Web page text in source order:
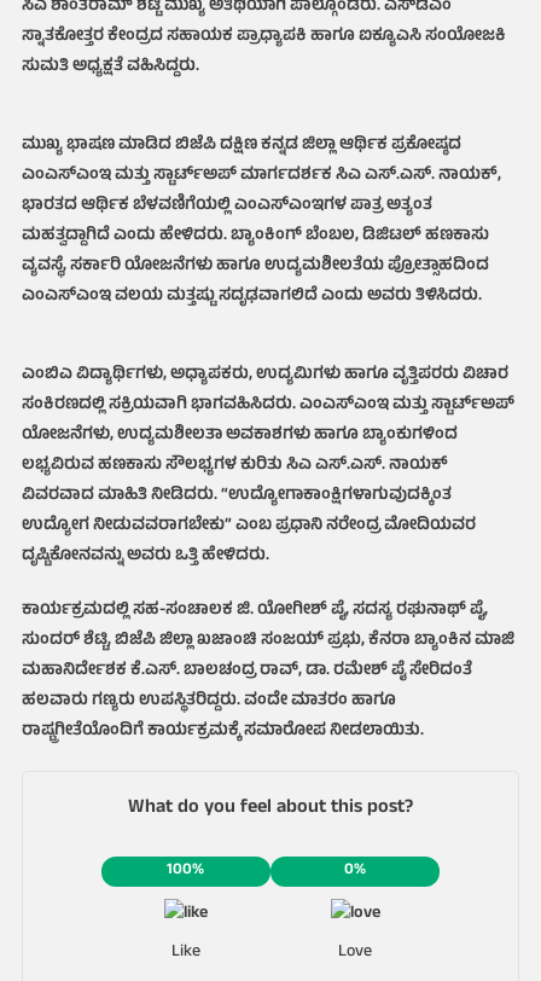
ಸಿಎ ಶಾಂತರಾಮ್ ಶೆಟ್ಟಿ ಮುಖ್ಯ ಅತಿಥಿಯಾಗಿ ಪಾಲ್ಗೊಂಡರು. ಎಸ್‌ಡಿಎಂ
ಸ್ನಾತಕೋತ್ತರ ಕೇಂದ್ರದ ಸಹಾಯಕ ಪ್ರಾಧ್ಯಾಪಕಿ ಹಾಗೂ ಐಕ್ಯೂಎಸಿ ಸಂಯೋಜಕಿ
ಸುಮತಿ ಅಧ್ಯಕ್ಷತೆ ವಹಿಸಿದ್ದರು.
ಮುಖ್ಯ ಭಾಷಣ ಮಾಡಿದ ಬಿಜೆಪಿ ದಕ್ಷಿಣ ಕನ್ನಡ ಜಿಲ್ಲಾ ಆರ್ಥಿಕ ಪ್ರಕೋಷ್ಠದ
ಎಂಎಸ್‌ಎಂಇ ಮತ್ತು ಸ್ಟಾರ್ಟ್‌ಅಪ್ ಮಾರ್ಗದರ್ಶಕ ಸಿಎ ಎಸ್.ಎಸ್. ನಾಯಕ್,
ಭಾರತದ ಆರ್ಥಿಕ ಬೆಳವಣಿಗೆಯಲ್ಲಿ ಎಂಎಸ್‌ಎಂಇಗಳ ಪಾತ್ರ ಅತ್ಯಂತ
ಮಹತ್ವದ್ದಾಗಿದೆ ಎಂದು ಹೇಳಿದರು. ಬ್ಯಾಂಕಿಂಗ್ ಬೆಂಬಲ, ಡಿಜಿಟಲ್ ಹಣಕಾಸು
ವ್ಯವಸ್ಥೆ, ಸರ್ಕಾರಿ ಯೋಜನೆಗಳು ಹಾಗೂ ಉದ್ಯಮಶೀಲತೆಯ ಪ್ರೋತ್ಸಾಹದಿಂದ
ಎಂಎಸ್‌ಎಂಇ ವಲಯ ಮತ್ತಷ್ಟು ಸದೃಢವಾಗಲಿದೆ ಎಂದು ಅವರು ತಿಳಿಸಿದರು.
ಎಂಬಿಎ ವಿದ್ಯಾರ್ಥಿಗಳು, ಅಧ್ಯಾಪಕರು, ಉದ್ಯಮಿಗಳು ಹಾಗೂ ವೃತ್ತಿಪರರು ವಿಚಾರ
ಸಂಕಿರಣದಲ್ಲಿ ಸಕ್ರಿಯವಾಗಿ ಭಾಗವಹಿಸಿದರು. ಎಂಎಸ್‌ಎಂಇ ಮತ್ತು ಸ್ಟಾರ್ಟ್‌ಅಪ್
ಯೋಜನೆಗಳು, ಉದ್ಯಮಶೀಲತಾ ಅವಕಾಶಗಳು ಹಾಗೂ ಬ್ಯಾಂಕುಗಳಿಂದ
ಲಭ್ಯವಿರುವ ಹಣಕಾಸು ಸೌಲಭ್ಯಗಳ ಕುರಿತು ಸಿಎ ಎಸ್.ಎಸ್. ನಾಯಕ್
ವಿವರವಾದ ಮಾಹಿತಿ ನೀಡಿದರು. “ಉದ್ಯೋಗಾಕಾಂಕ್ಷಿಗಳಾಗುವುದಕ್ಕಿಂತ
ಉದ್ಯೋಗ ನೀಡುವವರಾಗಬೇಕು” ಎಂಬ ಪ್ರಧಾನಿ ನರೇಂದ್ರ ಮೋದಿಯವರ
ದೃಷ್ಟಿಕೋನವನ್ನು ಅವರು ಒತ್ತಿ ಹೇಳಿದರು.
ಕಾರ್ಯಕ್ರಮದಲ್ಲಿ ಸಹ-ಸಂಚಾಲಕ ಜಿ. ಯೋಗೀಶ್ ಪೈ, ಸದಸ್ಯ ರಘುನಾಥ್ ಪೈ,
ಸುಂದರ್ ಶೆಟ್ಟಿ, ಬಿಜೆಪಿ ಜಿಲ್ಲಾ ಖಜಾಂಚಿ ಸಂಜಯ್ ಪ್ರಭು, ಕೆನರಾ ಬ್ಯಾಂಕಿನ ಮಾಜಿ
ಮಹಾನಿರ್ದೇಶಕ ಕೆ.ಎಸ್. ಬಾಲಚಂದ್ರ ರಾವ್, ಡಾ. ರಮೇಶ್ ಪೈ ಸೇರಿದಂತೆ
ಹಲವಾರು ಗಣ್ಯರು ಉಪಸ್ಥಿತರಿದ್ದರು. ವಂದೇ ಮಾತರಂ ಹಾಗೂ
ರಾಷ್ಟ್ರಗೀತೆಯೊಂದಿಗೆ ಕಾರ್ಯಕ್ರಮಕ್ಕೆ ಸಮಾರೋಪ ನೀಡಲಾಯಿತು.
What do you feel about this post?
100%
Like
0%
Love